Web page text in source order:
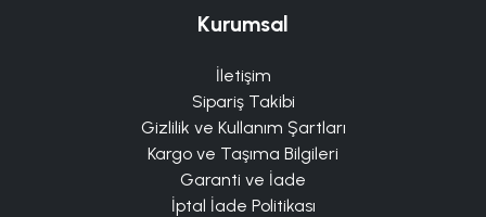
Kurumsal
İletişim
Sipariş Takibi
Gizlilik ve Kullanım Şartları
Kargo ve Taşıma Bilgileri
Garanti ve İade
İptal İade Politikası